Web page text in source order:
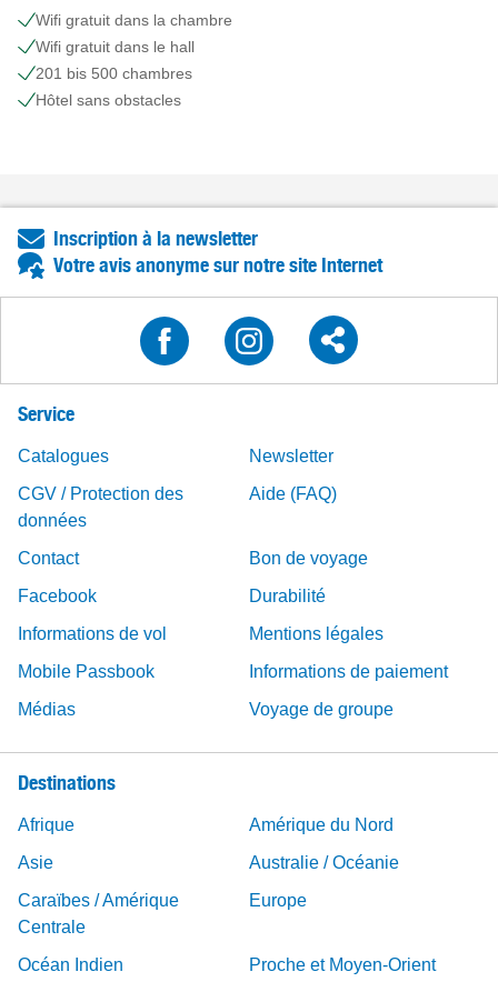
Wifi gratuit dans la chambre
Wifi gratuit dans le hall
201 bis 500 chambres
Hôtel sans obstacles
Inscription à la newsletter
Votre avis anonyme sur notre site Internet
Service
Catalogues
Newsletter
CGV / Protection des
données
Aide (FAQ)
Contact
Bon de voyage
Facebook
Durabilité
Informations de vol
Mentions légales
Mobile Passbook
Informations de paiement
Médias
Voyage de groupe
Destinations
Afrique
Amérique du Nord
Asie
Australie / Océanie
Caraïbes / Amérique
Centrale
Europe
Océan Indien Proche et Moyen-Orient